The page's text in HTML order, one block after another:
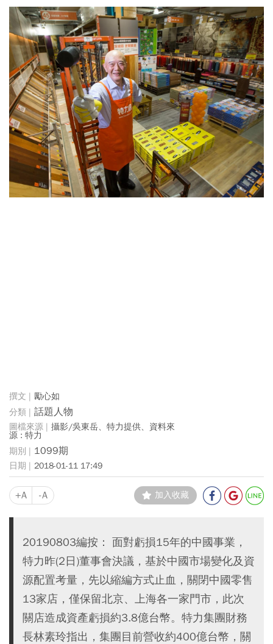
勵心如
話題人物
攝影/吳東岳、特力提供、資料來
源 : 特力
1099期
2018-01-11 17:49
+A -A 加入收藏
20190803編按： 面對虧損15年的中國事業，
特力昨(2日)董事會決議，基於中國市場變化及資
源配置考量，先以縮編方式止血，關閉中國零售
13家店，僅保留北京、上海各一家門市，此次
關店造成資產虧損約3.8億台幣。特力集團財務
長林素玲指出，集團目前營收約400億台幣，關